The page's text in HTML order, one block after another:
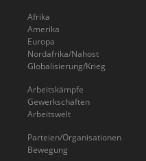
Afrika
Amerika
Europa
Nordafrika/Nahost
Globalisierung/Krieg
Arbeitskämpfe
Gewerkschaften
Arbeitswelt
Parteien/Organisationen
Bewegung